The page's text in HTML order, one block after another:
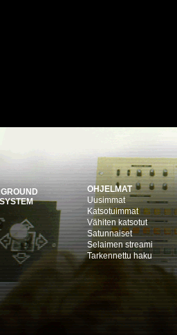
OHJELMAT
Uusimmat
Katsotuimmat
Vähiten katsotut
Satunnaiset
Selaimen streami
Tarkennettu haku